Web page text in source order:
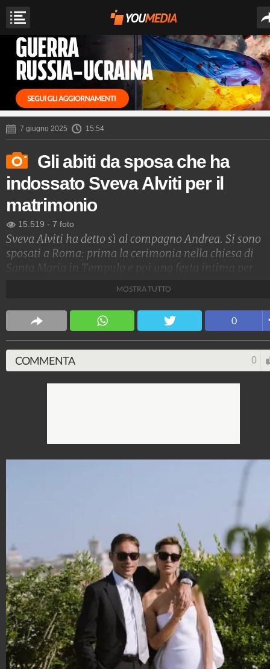
7 giugno 2025 15:54
Gli abiti da sposa che ha
indossato Sveva Alviti per il
matrimonio
15.519 - 7 foto
Sveva Alviti ha detto sì al compagno Andrea. Si sono
sposati a Roma: prima la cerimonia nella chiesa di
Santa Maria in Tempulo e poi una festa intima per
Alberta Ferretti.
1.515.079.659-1.957 video-138.074 foto
MOSTRA TUTTO
0
COMMENTA 0